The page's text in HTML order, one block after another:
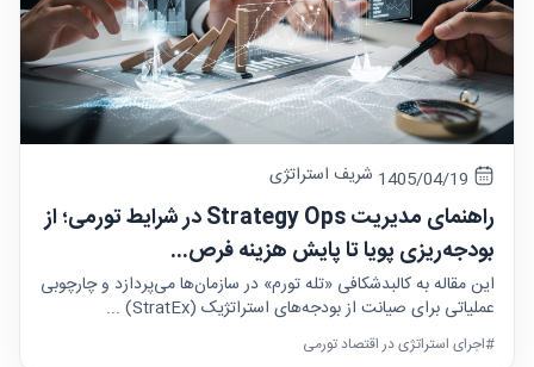
شریف استراتژی
راهنمای مدیریت Strategy Ops در شرایط تورمی؛ از
بودجه‌ریزی پویا تا پایش هزینه فرص...
این مقاله به کالبدشکافی «تله تورم» در سازمان‌ها می‌پردازد و چارچوبی
عملیاتی برای صیانت از بودجه‌های استراتژیک (StratEx) ...
#اجرای استراتژی در اقتصاد تورمی